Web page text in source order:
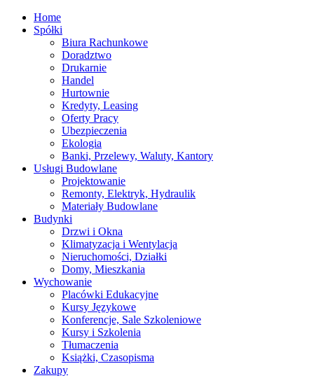
Home
Spółki
Biura Rachunkowe
Doradztwo
Drukarnie
Handel
Hurtownie
Kredyty, Leasing
Oferty Pracy
Ubezpieczenia
Ekologia
Banki, Przelewy, Waluty, Kantory
Usługi Budowlane
Projektowanie
Remonty, Elektryk, Hydraulik
Materiały Budowlane
Budynki
Drzwi i Okna
Klimatyzacja i Wentylacja
Nieruchomości, Działki
Domy, Mieszkania
Wychowanie
Placówki Edukacyjne
Kursy Językowe
Konferencje, Sale Szkoleniowe
Kursy i Szkolenia
Tłumaczenia
Książki, Czasopisma
Zakupy